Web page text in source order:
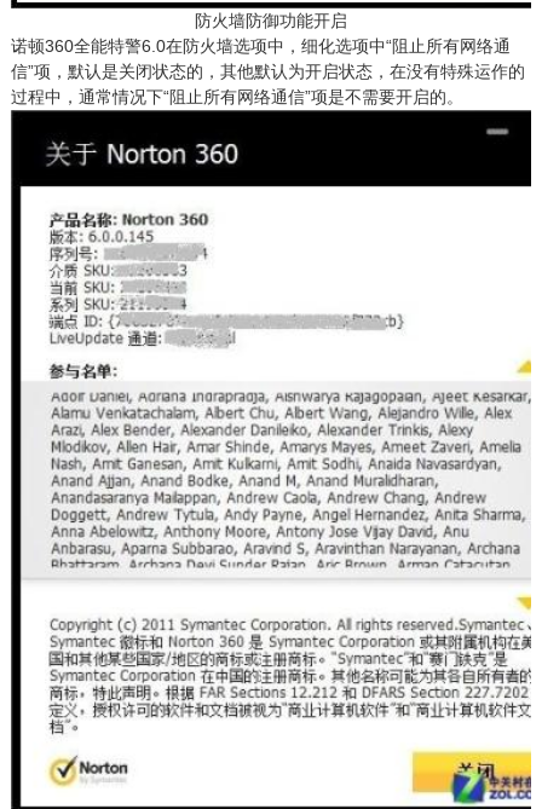
防火墙防御功能开启
诺顿360全能特警6.0在防火墙选项中，细化选项中“阻止所有网络通
信”项，默认是关闭状态的，其他默认为开启状态，在没有特殊运作的
过程中，通常情况下“阻止所有网络通信”项是不需要开启的。